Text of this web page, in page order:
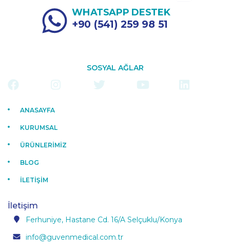
WHATSAPP DESTEK
+90 (541) 259 98 51
SOSYAL AĞLAR
ANASAYFA
KURUMSAL
ÜRÜNLERİMİZ
BLOG
İLETİŞİM
İletişim
Ferhuniye, Hastane Cd. 16/A Selçuklu/Konya
info@guvenmedical.com.tr